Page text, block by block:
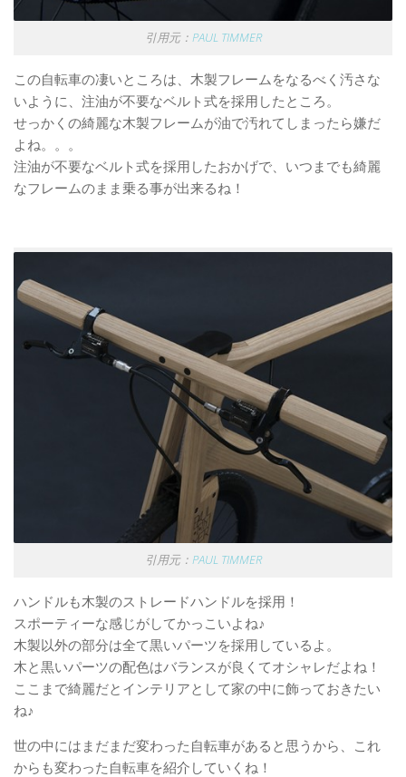
引用元： PAUL TIMMER
この自転車の凄いところは、木製フレームをなるべく汚さな
いように、注油が不要なベルト式を採用したところ。
せっかくの綺麗な木製フレームが油で汚れてしまったら嫌だ
よね。。。
注油が不要なベルト式を採用したおかげで、いつまでも綺麗
なフレームのまま乗る事が出来るね！
引用元： PAUL TIMMER
ハンドルも木製のストレードハンドルを採用！
スポーティーな感じがしてかっこいよね♪
木製以外の部分は全て黒いパーツを採用しているよ。
木と黒いパーツの配色はバランスが良くてオシャレだよね！
ここまで綺麗だとインテリアとして家の中に飾っておきたい
ね♪
世の中にはまだまだ変わった自転車があると思うから、これ
からも変わった自転車を紹介していくね！